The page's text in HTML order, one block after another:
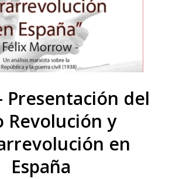
Presentación del
Revolución y
en
España